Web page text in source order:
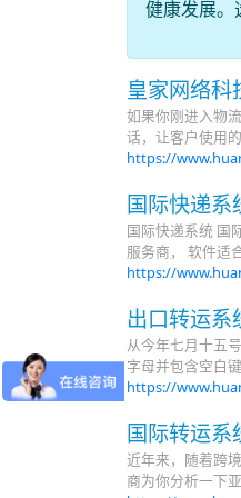
健康发展。
皇家网络
如果你刚进入物
话，让客户使用
https://
国际快递系
国际快递系统 国
服务商， 软件适
https://
出口转运
从今年七月十五
字母并包含空白
https://
国际转运系
近年来，随着跨
商为你分析一下